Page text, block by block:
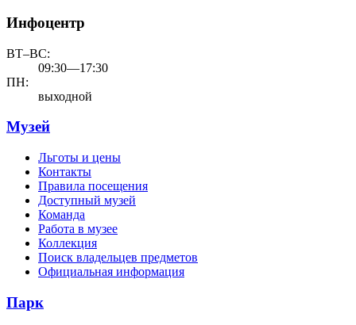
Инфоцентр
ВТ–ВС:
09:30—17:30
ПН:
выходной
Музей
Льготы и цены
Контакты
Правила посещения
Доступный музей
Команда
Работа в музее
Коллекция
Поиск владельцев предметов
Официальная информация
Парк